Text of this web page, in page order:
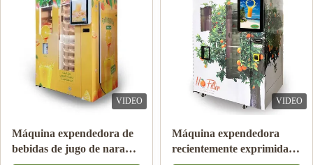
VIDEO
Máquina expendedora de
bebidas de jugo de naranja
VIDEO
Máquina expendedora
recientemente exprimida